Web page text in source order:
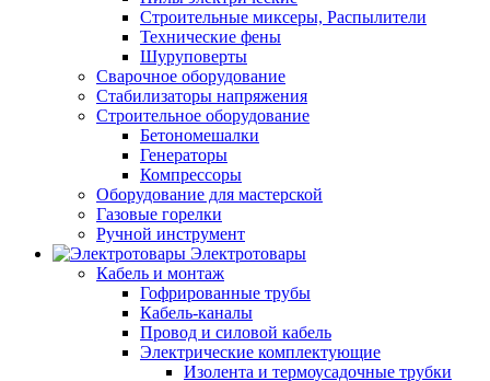
Строительные миксеры, Распылители
Технические фены
Шуруповерты
Сварочное оборудование
Стабилизаторы напряжения
Строительное оборудование
Бетономешалки
Генераторы
Компрессоры
Оборудование для мастерской
Газовые горелки
Ручной инструмент
Электротовары
Кабель и монтаж
Гофрированные трубы
Кабель-каналы
Провод и силовой кабель
Электрические комплектующие
Изолента и термоусадочные трубки